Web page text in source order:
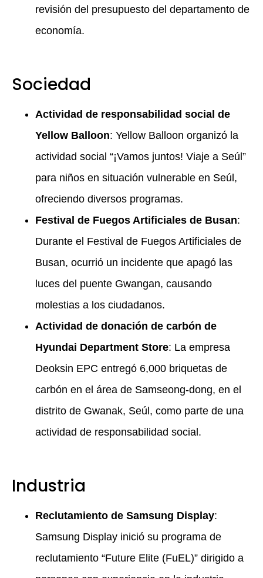
revisión del presupuesto del departamento de
economía.
Sociedad
Actividad de responsabilidad social de
Yellow Balloon: Yellow Balloon organizó la
actividad social “¡Vamos juntos! Viaje a Seúl”
para niños en situación vulnerable en Seúl,
ofreciendo diversos programas.
Festival de Fuegos Artificiales de Busan:
Durante el Festival de Fuegos Artificiales de
Busan, ocurrió un incidente que apagó las
luces del puente Gwangan, causando
molestias a los ciudadanos.
Actividad de donación de carbón de
Hyundai Department Store: La empresa
Deoksin EPC entregó 6,000 briquetas de
carbón en el área de Samseong-dong, en el
distrito de Gwanak, Seúl, como parte de una
actividad de responsabilidad social.
Industria
Reclutamiento de Samsung Display:
Samsung Display inició su programa de
reclutamiento “Future Elite (FuEL)” dirigido a